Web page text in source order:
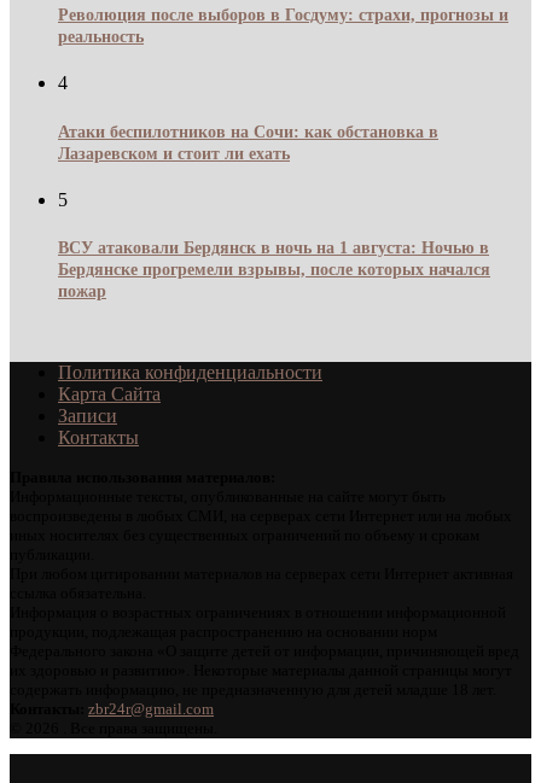
Революция после выборов в Госдуму: страхи, прогнозы и
реальность
4
Атаки беспилотников на Сочи: как обстановка в
Лазаревском и стоит ли ехать
5
ВСУ атаковали Бердянск в ночь на 1 августа: Ночью в
Бердянске прогремели взрывы, после которых начался
пожар
Политика конфиденциальности
Карта Сайта
Записи
Контакты
zbr24r@gmail.com